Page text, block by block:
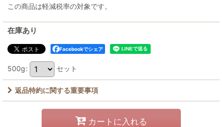
この商品は軽減税率の対象です。
在庫あり
Facebookでシェア
500g: セット
返品特約に関する重要事項
カートに入れる